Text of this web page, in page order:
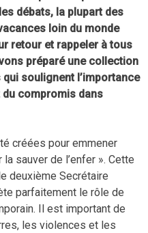
débats, la plupart des
loin du monde
retour et rappeler à tous
préparé une collection
soulignent l’importance
compromis dans
créées pour emmener
la sauver de l’enfer ». Cette
deuxième Secrétaire
parfaitement le rôle de
Il est important de
les violences et les